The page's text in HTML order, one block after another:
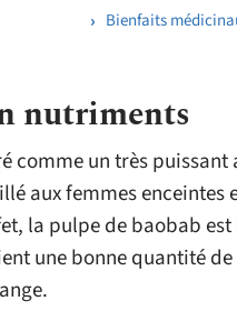
Bienfaits
nutriments
comme un très
aux femmes
la pulpe de baobab
une bonne quantité